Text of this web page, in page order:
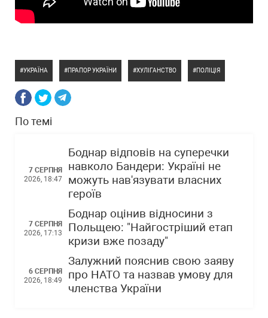
УКРАЇНА ПРАПОР УКРАЇНИ ХУЛІГАНСТВО ПОЛІЦІЯ
По темі
7 СЕРПНЯ
2026, 18:47
Боднар відповів на суперечки
навколо Бандери: Україні не
можуть нав'язувати власних
героїв
7 СЕРПНЯ
2026, 17:13
Боднар оцінив відносини з
Польщею: "Найгостріший етап
кризи вже позаду"
6 СЕРПНЯ
2026, 18:49
Залужний пояснив свою заяву
про НАТО та назвав умову для
членства України